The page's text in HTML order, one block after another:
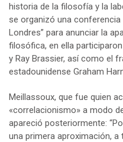
historia de la filosofía y la
se organizó una conferencia
Londres” para anunciar la
filosófica, en ella
y Ray Brassier, así como el
estadounidense Graham
Meillassoux, que fue quien
«correlacionismo» a modo
apareció posteriormente:
una primera aproximación,